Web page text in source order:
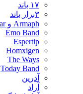
۱۷ باند
۳برار باند
Armaph و Afgar
Emo Band
Espertip
Homxigen
The Ways
Today Band
آدرین
آراد